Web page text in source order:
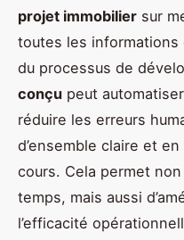
projet immobilier sur
toutes les informations
du processus de
conçu peut
réduire les erreurs
d’ensemble claire et
cours. Cela permet
temps, mais aussi
l’efficacité